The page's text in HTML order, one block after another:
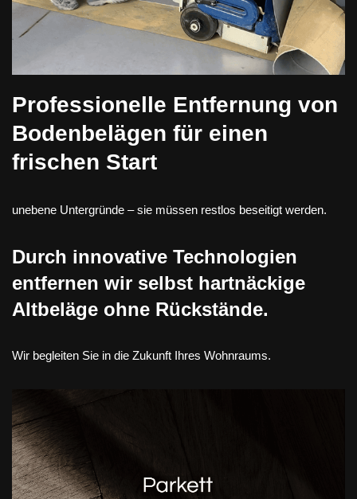
Professionelle Entfernung von
Bodenbelägen für einen
frischen Start
unebene Untergründe – sie müssen restlos beseitigt werden.
Durch innovative Technologien
entfernen wir selbst hartnäckige
Altbeläge ohne Rückstände.
Wir begleiten Sie in die Zukunft Ihres Wohnraums.